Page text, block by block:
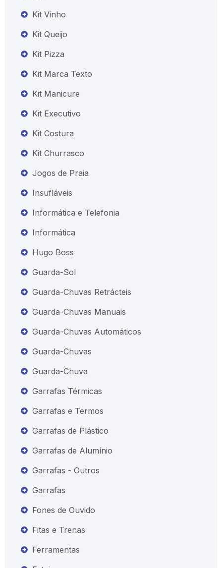
Kit Vinho
Kit Queijo
Kit Pizza
Kit Marca Texto
Kit Manicure
Kit Executivo
Kit Costura
Kit Churrasco
Jogos de Praia
Insufláveis
Informática e Telefonia
Informática
Hugo Boss
Guarda-Sol
Guarda-Chuvas Retrácteis
Guarda-Chuvas Manuais
Guarda-Chuvas Automáticos
Guarda-Chuvas
Guarda-Chuva
Garrafas Térmicas
Garrafas e Termos
Garrafas de Plástico
Garrafas de Alumínio
Garrafas - Outros
Garrafas
Fones de Ouvido
Fitas e Trenas
Ferramentas